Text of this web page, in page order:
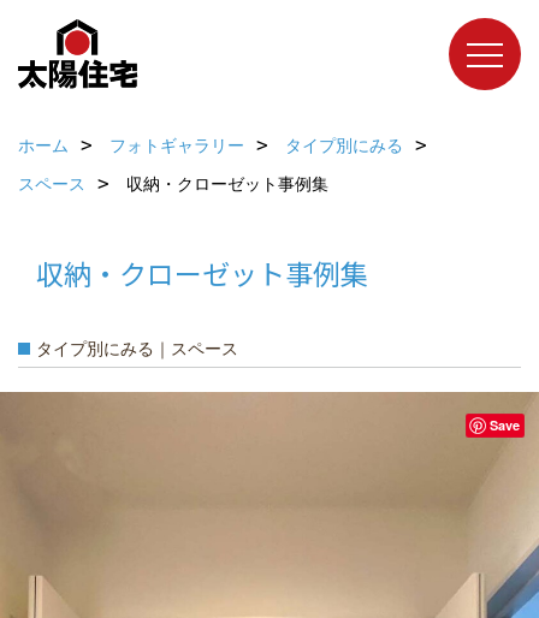
ホーム フォトギャラリー
タイプ別にみる
スペース
収納・クローゼット事例集
収納・クローゼット事例集
タイプ別にみる｜スペース
Save